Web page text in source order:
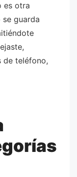
es otra
guarda
de teléfono,